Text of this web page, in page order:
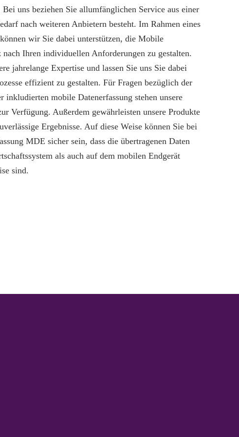
uns beziehen Sie allumfänglichen Service aus einer
nach weiteren Anbietern besteht. Im Rahmen eines
wir Sie dabei unterstützen, die Mobile
nach Ihren individuellen Anforderungen zu gestalten.
jahrelange Expertise und lassen Sie uns Sie dabei
effizient zu gestalten. Für Fragen bezüglich der
inkludierten mobile Datenerfassung stehen unsere
Verfügung. Außerdem gewährleisten unsere Produkte
Ergebnisse. Auf diese Weise können Sie bei
MDE sicher sein, dass die übertragenen Daten
als auch auf dem mobilen Endgerät
sind.